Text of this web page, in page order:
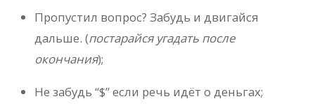
Пропустил вопрос? Забудь и двигайся
дальше. (постарайся угадать после
окончания);
Не забудь “$” если речь идёт о деньгах;